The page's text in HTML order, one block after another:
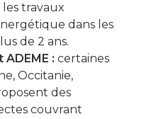
travaux
dans les
de 2 ans.
: certaines
Occitanie,
des
couvrant